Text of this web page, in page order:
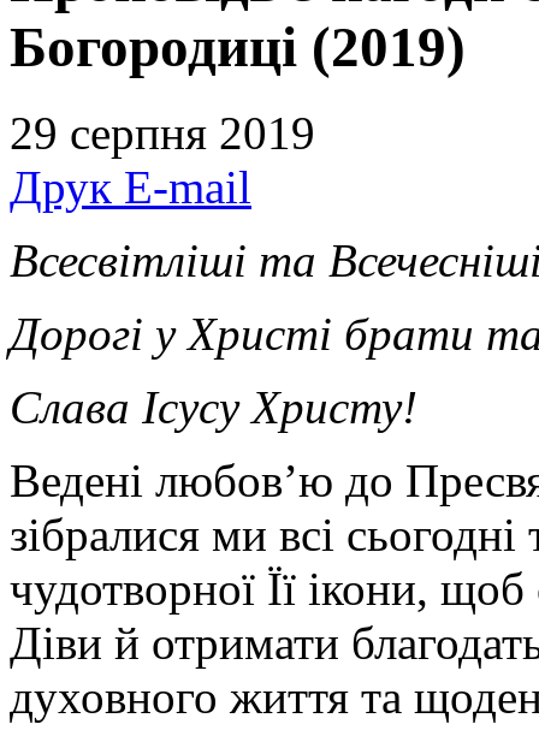
Богородиці (2019)
29 серпня 2019
Друк E-mail
Всесвітліші та
Дорогі у Христі брати
Слава Ісусу Христу!
Ведені любов’ю до
зібралися ми всі
чудотворної Її ікони,
Діви й отримати
духовного життя та